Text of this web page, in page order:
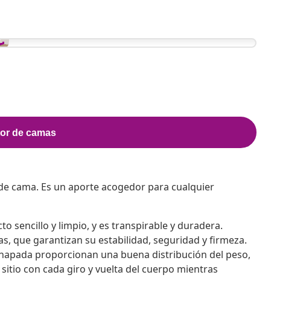
cama. Es un aporte acogedor para cualquier
sencillo y limpio, y es transpirable y duradera.
que garantizan su estabilidad, seguridad y firmeza.
proporcionan una buena distribución del peso,
con cada giro y vuelta del cuerpo mientras